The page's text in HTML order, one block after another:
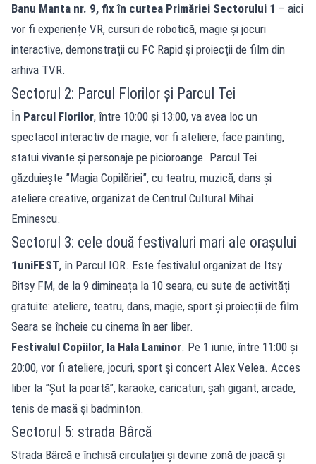
Banu Manta nr. 9, fix în curtea Primăriei Sectorului 1 – aici
vor fi experiențe VR, cursuri de robotică, magie și jocuri
interactive, demonstrații cu FC Rapid și proiecții de film din
arhiva TVR.
Sectorul 2: Parcul Florilor și Parcul Tei
În Parcul Florilor, între 10:00 și 13:00, va avea loc un
spectacol interactiv de magie, vor fi ateliere, face painting,
statui vivante și personaje pe picioroange. Parcul Tei
găzduiește ”Magia Copilăriei”, cu teatru, muzică, dans și
ateliere creative, organizat de Centrul Cultural Mihai
Eminescu.
Sectorul 3: cele două festivaluri mari ale orașului
1uniFEST, în Parcul IOR. Este festivalul organizat de Itsy
Bitsy FM, de la 9 dimineața la 10 seara, cu sute de activități
gratuite: ateliere, teatru, dans, magie, sport și proiecții de film.
Seara se încheie cu cinema în aer liber.
Festivalul Copiilor, la Hala Laminor. Pe 1 iunie, între 11:00 și
20:00, vor fi ateliere, jocuri, sport și concert Alex Velea. Acces
liber la ”Șut la poartă”, karaoke, caricaturi, șah gigant, arcade,
tenis de masă și badminton.
Sectorul 5: strada Bârcă
Strada Bârcă e închisă circulației și devine zonă de joacă și